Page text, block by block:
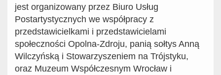
jest organizowany przez Biuro Usług
Postartystycznych we współpracy z
przedstawicielkami i przedstawicielami
społeczności Opolna-Zdroju, panią sołtys Anną
Wilczyńską i Stowarzyszeniem na Trójstyku,
oraz Muzeum Współczesnym Wrocław i